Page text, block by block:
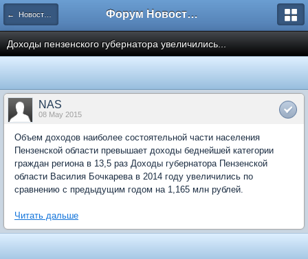
← Новости рынка недвижимости Форум Новостройки
Доходы пензенского губернатора увеличились...
NAS
08 May 2015
Объем доходов наиболее состоятельной части населения
Пензенской области превышает доходы беднейшей категории
граждан региона в 13,5 раз Доходы губернатора Пензенской
области Василия Бочкарева в 2014 году увеличились по
сравнению с предыдущим годом на 1,165 млн рублей.
Читать дальше